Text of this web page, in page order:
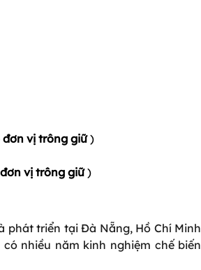
vị trông giữ)
vị trông giữ)
phát triển tại Đà Nẵng, Hồ Chí Minh
nhiều năm kinh nghiệm chế biến